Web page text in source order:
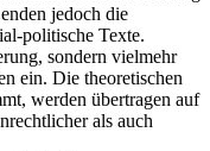
jedoch die
politische Texte.
sondern vielmehr
ein. Die theoretischen
werden übertragen auf
als auch